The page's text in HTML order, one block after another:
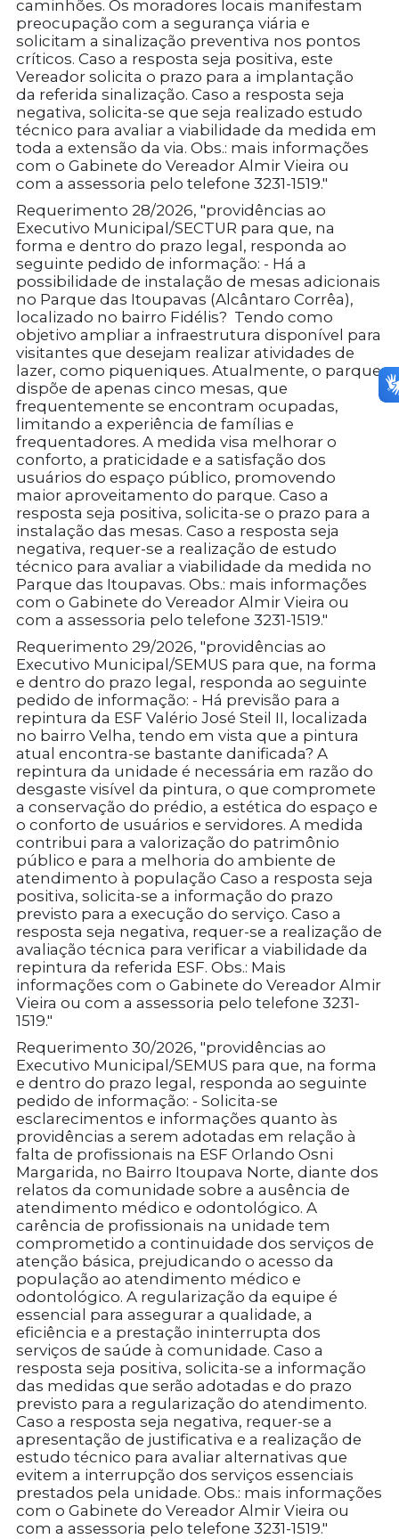
caminhões. Os moradores locais manifestam
preocupação com a segurança viária e
solicitam a sinalização preventiva nos pontos
críticos. Caso a resposta seja positiva, este
Vereador solicita o prazo para a implantação
da referida sinalização. Caso a resposta seja
negativa, solicita-se que seja realizado estudo
técnico para avaliar a viabilidade da medida em
toda a extensão da via. Obs.: mais informações
com o Gabinete do Vereador Almir Vieira ou
com a assessoria pelo telefone 3231-1519."
Requerimento 28/2026, "providências ao
Executivo Municipal/SECTUR para que, na
forma e dentro do prazo legal, responda ao
seguinte pedido de informação: - Há a
possibilidade de instalação de mesas adicionais
no Parque das Itoupavas (Alcântaro Corrêa),
localizado no bairro Fidélis? Tendo como
objetivo ampliar a infraestrutura disponível para
visitantes que desejam realizar atividades de
lazer, como piqueniques. Atualmente, o parque
dispõe de apenas cinco mesas, que
frequentemente se encontram ocupadas,
limitando a experiência de famílias e
frequentadores. A medida visa melhorar o
conforto, a praticidade e a satisfação dos
usuários do espaço público, promovendo
maior aproveitamento do parque. Caso a
resposta seja positiva, solicita-se o prazo para a
instalação das mesas. Caso a resposta seja
negativa, requer-se a realização de estudo
técnico para avaliar a viabilidade da medida no
Parque das Itoupavas. Obs.: mais informações
com o Gabinete do Vereador Almir Vieira ou
com a assessoria pelo telefone 3231-1519."
Requerimento 29/2026, "providências ao
Executivo Municipal/SEMUS para que, na forma
e dentro do prazo legal, responda ao seguinte
pedido de informação: - Há previsão para a
repintura da ESF Valério José Steil II, localizada
no bairro Velha, tendo em vista que a pintura
atual encontra-se bastante danificada? A
repintura da unidade é necessária em razão do
desgaste visível da pintura, o que compromete
a conservação do prédio, a estética do espaço e
o conforto de usuários e servidores. A medida
contribui para a valorização do patrimônio
público e para a melhoria do ambiente de
atendimento à população Caso a resposta seja
positiva, solicita-se a informação do prazo
previsto para a execução do serviço. Caso a
resposta seja negativa, requer-se a realização de
avaliação técnica para verificar a viabilidade da
repintura da referida ESF. Obs.: Mais
informações com o Gabinete do Vereador Almir
Vieira ou com a assessoria pelo telefone 3231-
1519."
Requerimento 30/2026, "providências ao
Executivo Municipal/SEMUS para que, na forma
e dentro do prazo legal, responda ao seguinte
pedido de informação: - Solicita-se
esclarecimentos e informações quanto às
providências a serem adotadas em relação à
falta de profissionais na ESF Orlando Osni
Margarida, no Bairro Itoupava Norte, diante dos
relatos da comunidade sobre a ausência de
atendimento médico e odontológico. A
carência de profissionais na unidade tem
comprometido a continuidade dos serviços de
atenção básica, prejudicando o acesso da
população ao atendimento médico e
odontológico. A regularização da equipe é
essencial para assegurar a qualidade, a
eficiência e a prestação ininterrupta dos
serviços de saúde à comunidade. Caso a
resposta seja positiva, solicita-se a informação
das medidas que serão adotadas e do prazo
previsto para a regularização do atendimento.
Caso a resposta seja negativa, requer-se a
apresentação de justificativa e a realização de
estudo técnico para avaliar alternativas que
evitem a interrupção dos serviços essenciais
prestados pela unidade. Obs.: mais informações
com o Gabinete do Vereador Almir Vieira ou
com a assessoria pelo telefone 3231-1519."